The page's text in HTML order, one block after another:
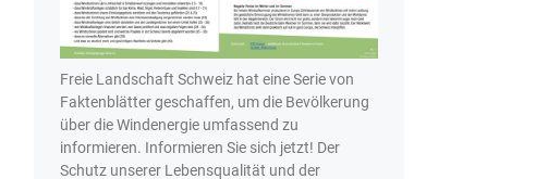
Freie Landschaft Schweiz hat eine Serie von
Faktenblätter geschaffen, um die Bevölkerung
über die Windenergie umfassend zu
informieren. Informieren Sie sich jetzt! Der
Schutz unserer Lebensqualität und der